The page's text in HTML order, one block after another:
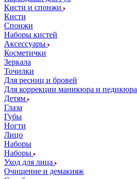
Кисти и спонжи
Кисти
Спонжи
Наборы кистей
Аксессуары
Косметички
Зеркала
Точилки
Для ресниц и бровей
Для коррекции маникюра и педикюра
Детям
Глаза
Губы
Ногти
Лицо
Наборы
Наборы
Уход для лица
Очищение и демакияж